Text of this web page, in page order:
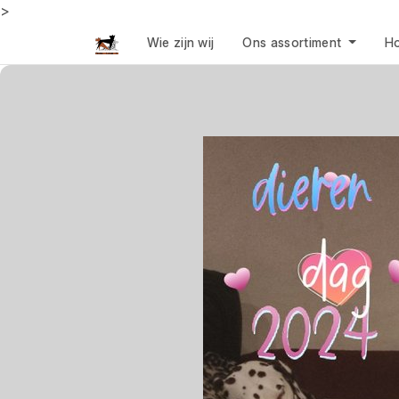
>
Wie zijn wij Ons assortiment